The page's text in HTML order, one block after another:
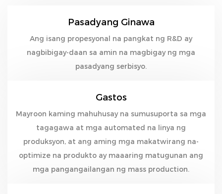
Pasadyang Ginawa
Ang isang propesyonal na pangkat ng R&D ay
nagbibigay-daan sa amin na magbigay ng mga
pasadyang serbisyo.
Gastos
Mayroon kaming mahuhusay na sumusuporta sa mga
tagagawa at mga automated na linya ng
produksyon, at ang aming mga makatwirang na-
optimize na produkto ay maaaring matugunan ang
mga pangangailangan ng mass production.